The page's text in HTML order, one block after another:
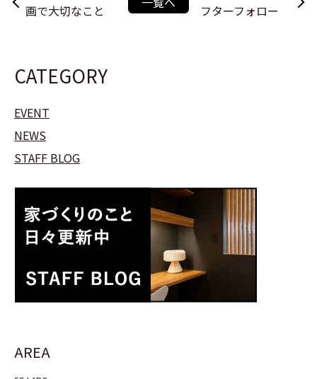
画で大切なこと
フターフォロー
CATEGORY
EVENT
NEWS
STAFF BLOG
AREA